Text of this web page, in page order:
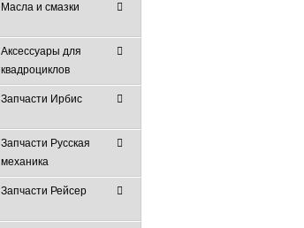
Масла и смазки
Аксессуары для
квадроциклов
Запчасти Ирбис
Запчасти Русская
механика
Запчасти Рейсер